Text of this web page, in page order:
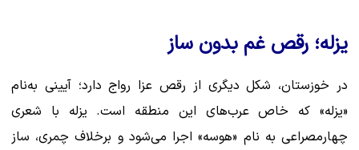
یزله؛ رقص غم بدون ساز
در خوزستان، شکل دیگری از رقص عزا رواج دارد؛ آیینی به‌نام
«یزله» که خاص عرب‌های این منطقه است. یزله با شعری
چهارمصراعی به نام «هوسه» اجرا می‌شود و برخلاف چمری، ساز